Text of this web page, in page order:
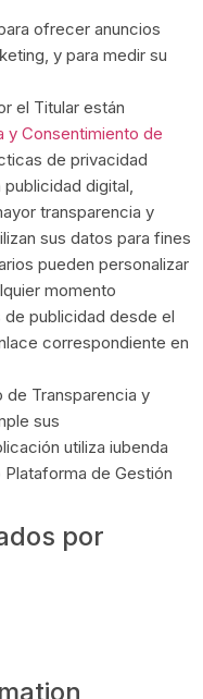
ofrecer anuncios
y para medir su
el Titular están
y Consentimiento de
de privacidad
digital,
transparencia y
sus datos para fines
pueden personalizar
momento
publicidad desde el
correspondiente en
de Transparencia y
sus
utiliza iubenda
de Gestión
por